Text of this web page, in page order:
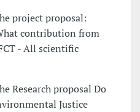
project proposal:
contribution from
- All scientific
Research proposal Do
Justice